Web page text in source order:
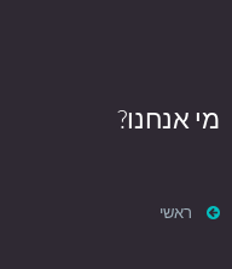
מי אנחנו?
ראשי